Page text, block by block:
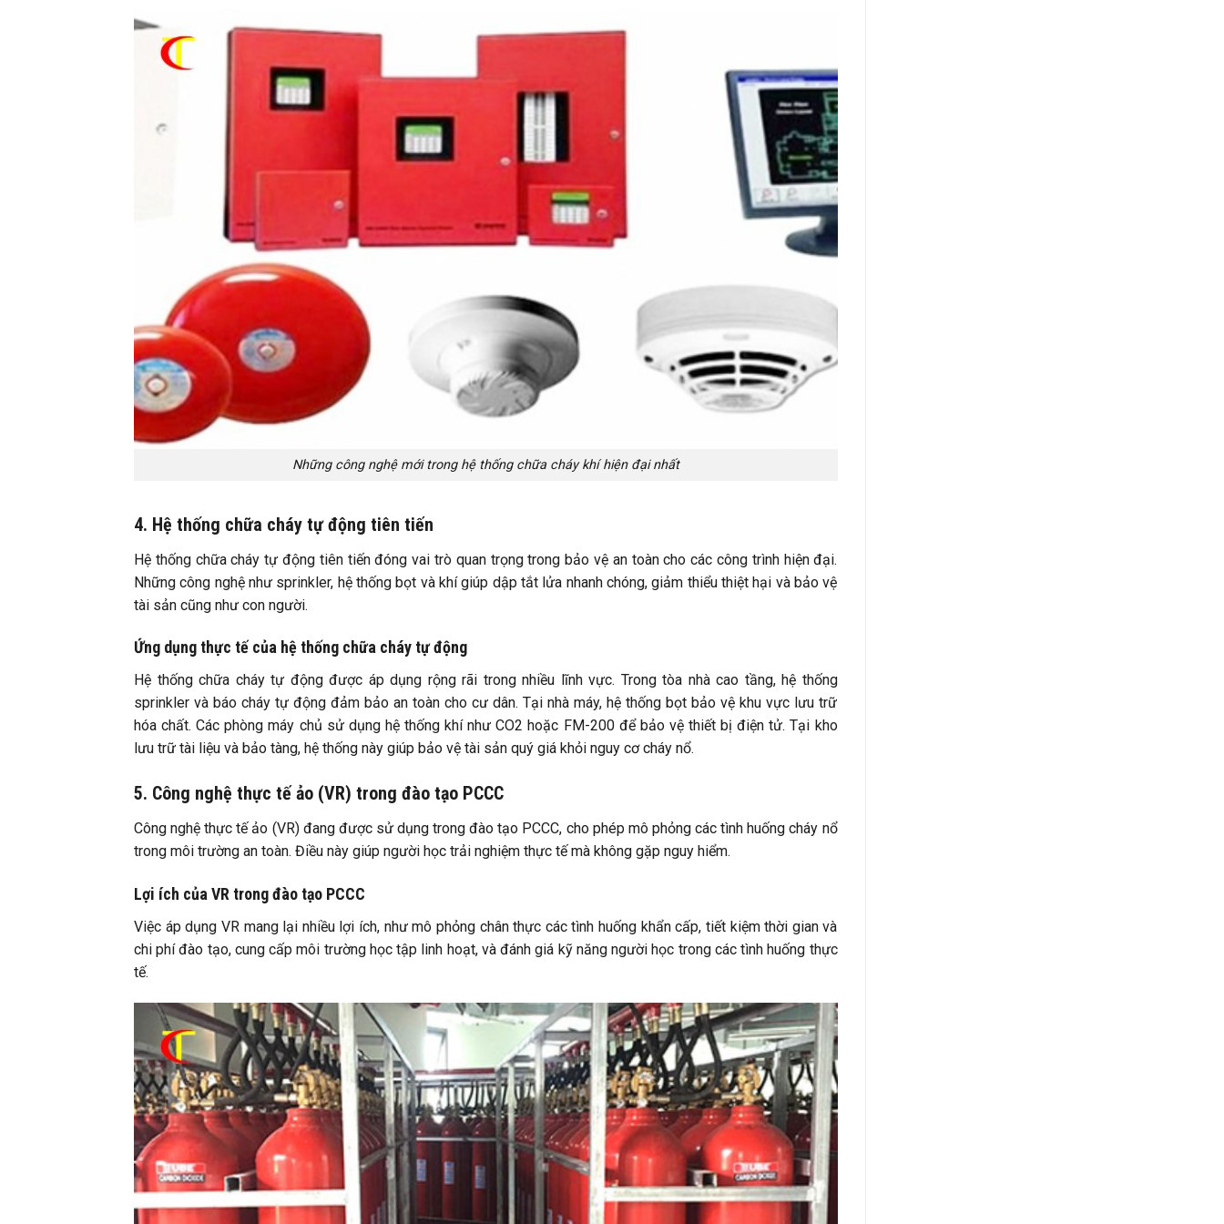
Những công nghệ mới trong hệ thống chữa cháy khí hiện đại nhất
4. Hệ thống chữa cháy tự động tiên tiến
Hệ thống chữa cháy tự động tiên tiến đóng vai trò quan trọng trong bảo vệ an toàn cho các công trình hiện đại.
Những công nghệ như sprinkler, hệ thống bọt và khí giúp dập tắt lửa nhanh chóng, giảm thiểu thiệt hại và bảo vệ
tài sản cũng như con người.
Ứng dụng thực tế của hệ thống chữa cháy tự động
Hệ thống chữa cháy tự động được áp dụng rộng rãi trong nhiều lĩnh vực. Trong tòa nhà cao tầng, hệ thống
sprinkler và báo cháy tự động đảm bảo an toàn cho cư dân. Tại nhà máy, hệ thống bọt bảo vệ khu vực lưu trữ
hóa chất. Các phòng máy chủ sử dụng hệ thống khí như CO2 hoặc FM-200 để bảo vệ thiết bị điện tử. Tại kho
lưu trữ tài liệu và bảo tàng, hệ thống này giúp bảo vệ tài sản quý giá khỏi nguy cơ cháy nổ.
5. Công nghệ thực tế ảo (VR) trong đào tạo PCCC
Công nghệ thực tế ảo (VR) đang được sử dụng trong đào tạo PCCC, cho phép mô phỏng các tình huống cháy nổ
trong môi trường an toàn. Điều này giúp người học trải nghiệm thực tế mà không gặp nguy hiểm.
Lợi ích của VR trong đào tạo PCCC
Việc áp dụng VR mang lại nhiều lợi ích, như mô phỏng chân thực các tình huống khẩn cấp, tiết kiệm thời gian và
chi phí đào tạo, cung cấp môi trường học tập linh hoạt, và đánh giá kỹ năng người học trong các tình huống thực
tế.